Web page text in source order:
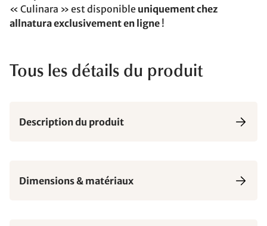
« Culinara » est disponible uniquement chez
allnatura exclusivement en ligne !
Tous les détails du produit
Description du produit
Dimensions & matériaux